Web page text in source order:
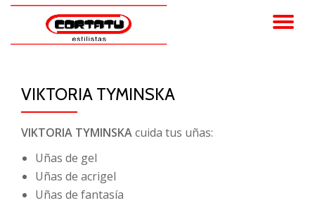
VIKTORIA TYMINSKA
VIKTORIA TYMINSKAcuida tus uñas:
Uñas de gel
Uñas de acrigel
Uñas de fantasía